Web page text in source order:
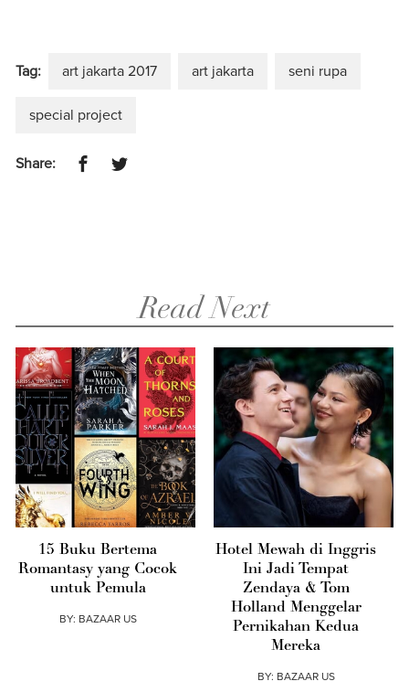
Tag: art jakarta 2017 art jakarta seni rupa
special project
Share:
Read Next
15 Buku Bertema
Romantasy yang Cocok
untuk Pemula
BY: BAZAAR US
Hotel Mewah di Inggris
Ini Jadi Tempat
Zendaya & Tom
Holland Menggelar
Pernikahan Kedua
Mereka
BY: BAZAAR US